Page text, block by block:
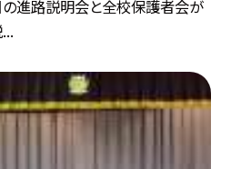
の進路説明会と全校保護者会が